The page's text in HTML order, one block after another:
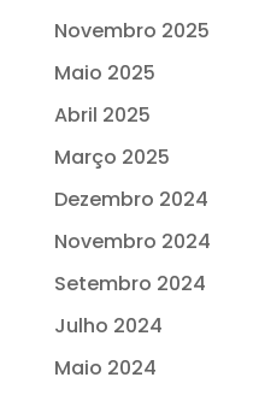
Novembro 2025
Maio 2025
Abril 2025
Março 2025
Dezembro 2024
Novembro 2024
Setembro 2024
Julho 2024
Maio 2024